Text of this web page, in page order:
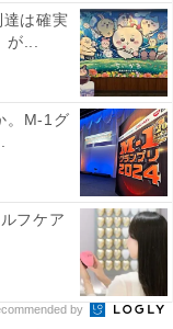
次の記事
ケル』4DX感想！ 実
画にこそマッチす
体感できるのはリズ
達は確実
が...
。M-1グ
フケア
by